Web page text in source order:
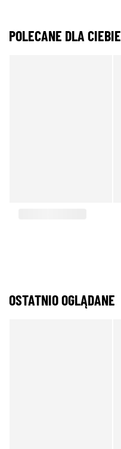
POLECANE DLA CIEBIE
OSTATNIO OGLĄDANE